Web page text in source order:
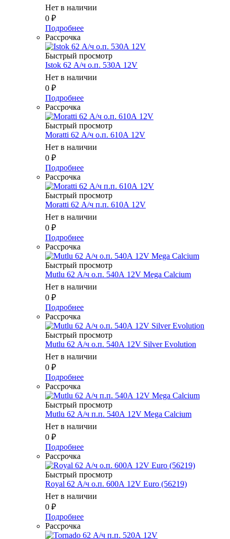
Нет в наличии
0 ₽
Подробнее
Рассрочка
Быстрый просмотр
Istok 62 А/ч о.п. 530А 12V
Нет в наличии
0 ₽
Подробнее
Рассрочка
Быстрый просмотр
Moratti 62 А/ч о.п. 610А 12V
Нет в наличии
0 ₽
Подробнее
Рассрочка
Быстрый просмотр
Moratti 62 А/ч п.п. 610А 12V
Нет в наличии
0 ₽
Подробнее
Рассрочка
Быстрый просмотр
Mutlu 62 А/ч о.п. 540А 12V Mega Calcium
Нет в наличии
0 ₽
Подробнее
Рассрочка
Быстрый просмотр
Mutlu 62 А/ч о.п. 540А 12V Silver Evolution
Нет в наличии
0 ₽
Подробнее
Рассрочка
Быстрый просмотр
Mutlu 62 А/ч п.п. 540А 12V Mega Calcium
Нет в наличии
0 ₽
Подробнее
Рассрочка
Быстрый просмотр
Royal 62 А/ч о.п. 600А 12V Euro (56219)
Нет в наличии
0 ₽
Подробнее
Рассрочка